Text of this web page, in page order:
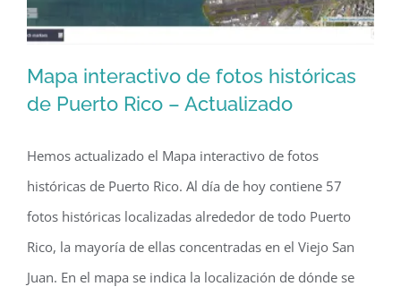
Mapa interactivo de fotos históricas
de Puerto Rico – Actualizado
Mapa interactivo de fotos históricas
de Puerto Rico – Actualizado
Hemos actualizado el Mapa interactivo de fotos
históricas de Puerto Rico. Al día de hoy contiene 57
fotos históricas localizadas alrededor de todo Puerto
Rico, la mayoría de ellas concentradas en el Viejo San
Juan. En el mapa se indica la localización de dónde se